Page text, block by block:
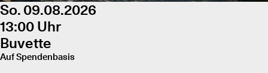
So. 09.08.2026
13:00 Uhr
Buvette
Auf Spendenbasis